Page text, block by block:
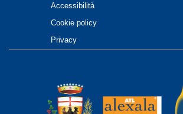
Accessibilità
Cookie policy
Privacy